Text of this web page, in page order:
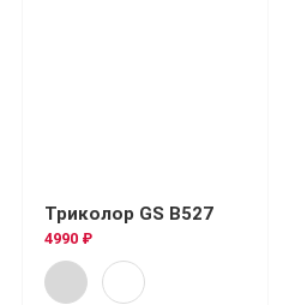
Триколор GS B527
4990 ₽